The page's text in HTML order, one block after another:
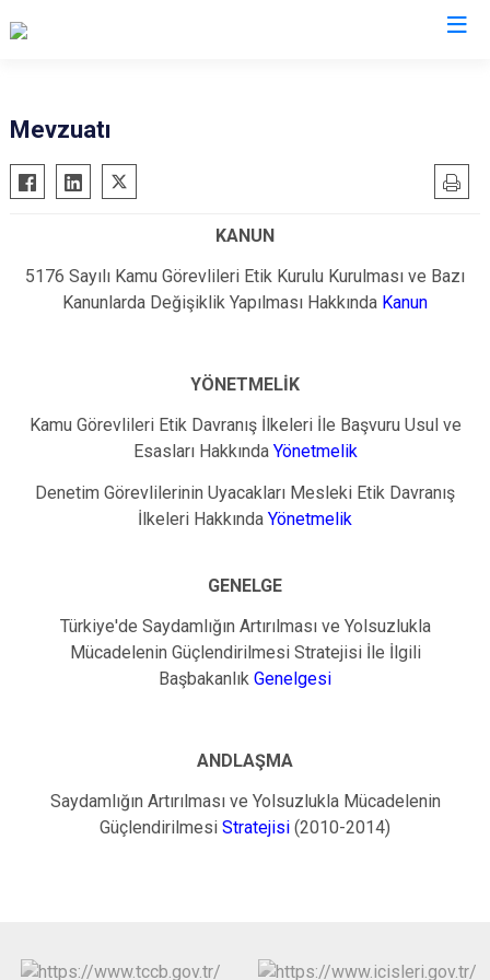
Araban
İslahiye
Nizip
Mevzuatı
KANUN
5176 Sayılı Kamu Görevlileri Etik Kurulu Kurulması ve Bazı
Kanunlarda Değişiklik Yapılması Hakkında Kanun
YÖNETMELİK
Kamu Görevlileri Etik Davranış İlkeleri İle Başvuru Usul ve
Esasları Hakkında Yönetmelik
Denetim Görevlilerinin Uyacakları Mesleki Etik Davranış
İlkeleri Hakkında Yönetmelik
GENELGE
Türkiye'de Saydamlığın Artırılması ve Yolsuzlukla
Mücadelenin Güçlendirilmesi Stratejisi İle İlgili
Başbakanlık Genelgesi
ANDLAŞMA
Saydamlığın Artırılması ve Yolsuzlukla Mücadelenin
Güçlendirilmesi Stratejisi (2010-2014)